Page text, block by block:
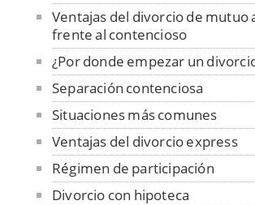
Ventajas del divorcio de mutuo
frente al contencioso
¿Por donde empezar un
Separación contenciosa
Situaciones más comunes
Ventajas del divorcio express
Régimen de participación
Divorcio con hipoteca